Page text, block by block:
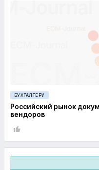
БУХГАЛТЕРУ
Российский рынок
вендоров